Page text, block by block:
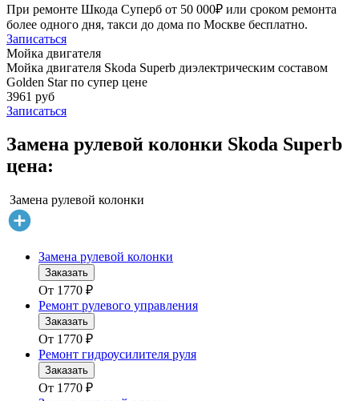
При ремонте Шкода Суперб от 50 000₽ или сроком ремонта
более одного дня, такси до дома по Москве бесплатно.
Записаться
Мойка двигателя
Мойка двигателя Skoda Superb диэлектрическим составом
Golden Star по супер цене
3961 руб
Записаться
Замена рулевой колонки Skoda Superb
цена:
Замена рулевой колонки
Замена рулевой колонки
Заказать
От 1770 ₽
Ремонт рулевого управления
Заказать
От 1770 ₽
Ремонт гидроусилителя руля
Заказать
От 1770 ₽